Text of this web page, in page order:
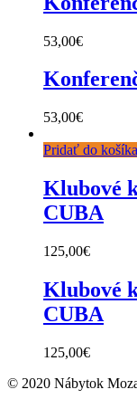
53,00€
53,00€
Pridať do košíka
Klubové
CUBA
125,00€
Klubové
CUBA
125,00€
© 2020 Nábytok